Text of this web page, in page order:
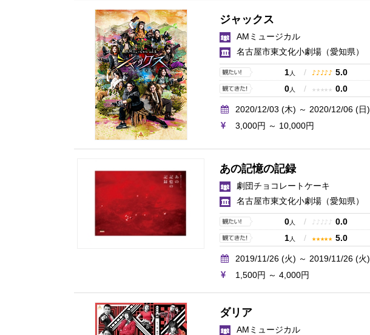
ジャックス
AMミュージカル
名古屋市東文化小劇場 （愛知県）
1人 / ♪ ♪ ♪ ♪ ♪
5.0
0人 / ★ ★ ★ ★ ★ 0.0
2020/12/03 (木) ～ 2020/12/06 (日)
3,000円 ～ 10,000円
あの記憶の記録
劇団チョコレートケーキ
名古屋市東文化小劇場 （愛知県）
0人 / ♪ ♪ ♪ ♪ ♪
0.0
1人 / ★ ★ ★ ★ ★ 5.0
2019/11/26 (火) ～ 2019/11/26 (火)
1,500円 ～ 4,000円
ダリア
AMミュージカル